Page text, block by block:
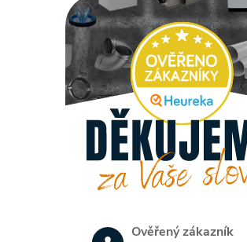
Ověřený zákazník